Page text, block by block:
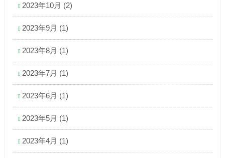
2023年10月 (2)
2023年9月 (1)
2023年8月 (1)
2023年7月 (1)
2023年6月 (1)
2023年5月 (1)
2023年4月 (1)